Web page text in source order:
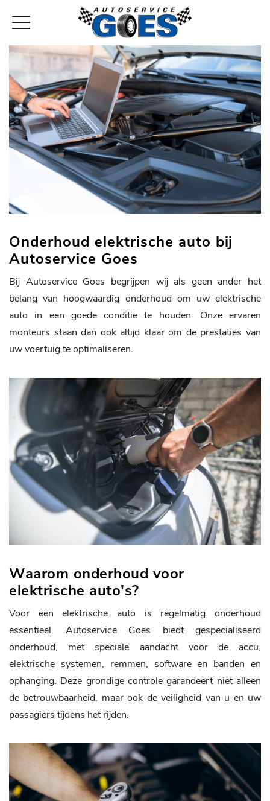
Onderhoud elektrische auto bij
Autoservice Goes
Bij Autoservice Goes begrijpen wij als geen ander het
belang van hoogwaardig onderhoud om uw elektrische
auto in een goede conditie te houden. Onze ervaren
monteurs staan dan ook altijd klaar om de prestaties van
uw voertuig te optimaliseren.
Waarom onderhoud voor
elektrische auto's?
Voor een elektrische auto is regelmatig onderhoud
essentieel. Autoservice Goes biedt gespecialiseerd
onderhoud, met speciale aandacht voor de accu,
elektrische systemen, remmen, software en banden en
ophanging. Deze grondige controle garandeert niet alleen
de betrouwbaarheid, maar ook de veiligheid van u en uw
passagiers tijdens het rijden.